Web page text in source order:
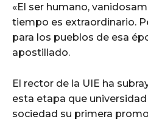
«El ser humano,
tiempo es extraordinario.
para los pueblos de esa
apostillado.
El rector de la UIE ha
esta etapa que
sociedad su primera